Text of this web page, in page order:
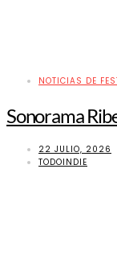
NOTICIAS DE
Sonorama
22 JULIO, 2026
TODOINDIE